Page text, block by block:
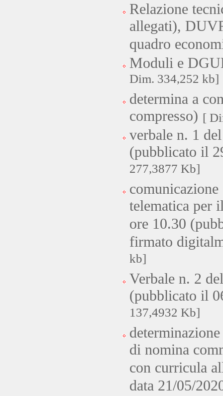
Relazione
allegati),
quadro
Moduli e
Dim. 334,252 kb]
determina a
compresso) [
verbale n. 1
(pubblicato il
277,3877 Kb]
telematica per
ore 10.30
firmato
kb]
Verbale n. 2
(pubblicato il
137,4932 Kb]
di nomina
con curricula
data 21/05/